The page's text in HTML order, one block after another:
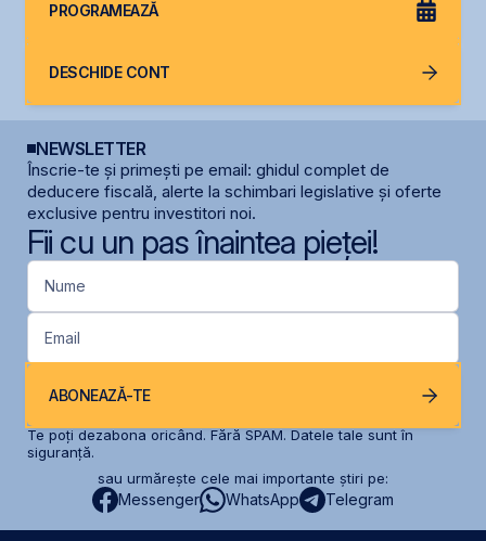
PROGRAMEAZĂ
DESCHIDE CONT
NEWSLETTER
Înscrie-te și primești pe email: ghidul complet de
deducere fiscală, alerte la schimbari legislative și oferte
exclusive pentru investitori noi.
Fii cu un pas înaintea pieței!
Nume
Email
ABONEAZĂ-TE
Te poți dezabona oricând. Fără SPAM. Datele tale sunt în
siguranță.
sau urmărește cele mai importante știri pe:
Messenger WhatsApp Telegram